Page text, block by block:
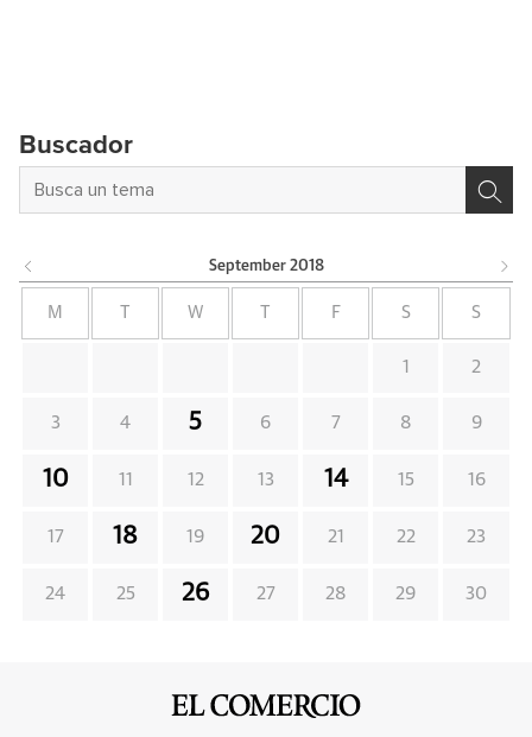
Buscador
September 2018
M W F S S
1 2
3 4 5 6 7 8 9
10 11 12 13 14 15 16
17 18 19 20 21 22 23
24 25 26 27 28 29 30